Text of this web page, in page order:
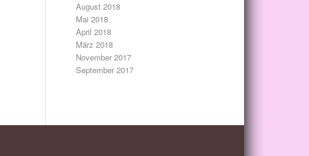
August 2018
Mai 2018
April 2018
März 2018
November 2017
September 2017